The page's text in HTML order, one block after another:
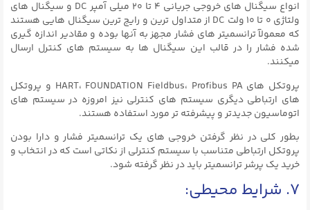
انواع سیگنال های خروجی جریانی ۴ تا ۲۰ میلی آمپر DC و سیگنال های
ولتاژی ۰ تا ۱۰ ولت DC از متداول ترین و رایج ترین سیگنال هایی هستند
که معمولآ ترانسمیتر های فشار مجهز به آنها بوده و مقادیر اندازه گیری
شده فشار را در قالب این سیگنال ها به سیستم های کنترل ارسال
میکنند.
پروتکل های HART، FOUNDATION Fieldbus، Profibus PA و پروتکل
های ارتباطی دیگری سیستم های کنترلی نیز امروزه در سیستم های
اتوماسیون جدیدتر و پیشرفته تر مورد استفاده هستند.
بطور کلی در نظر گرفتن خروجی های یک ترانسمیتر فشار و دارا بودن
پروتکل ارتباطی متناسب با سیستم کنترلی از نکاتی است که در انتخاب و
خرید یک پرشر ترانسمیتر باید در نظر گرفته شود.
۷. شرایط محیطی: